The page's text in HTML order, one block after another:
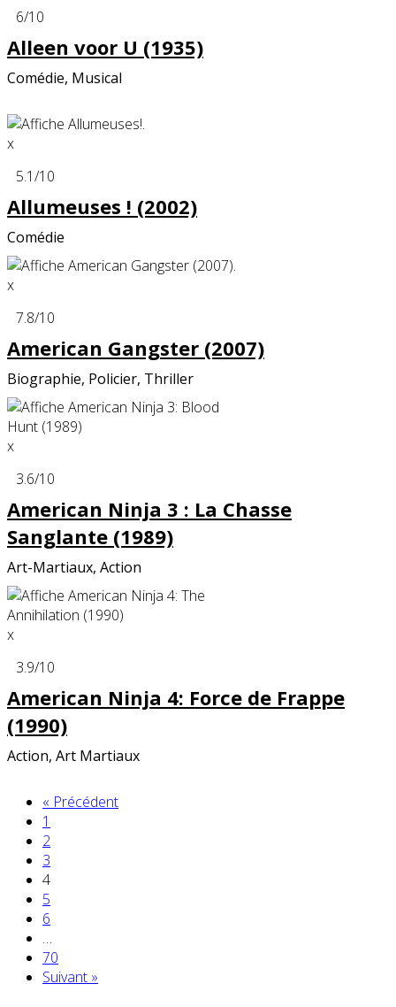
6/10
Alleen voor U (1935)
Comédie, Musical
x
5.1/10
Allumeuses ! (2002)
Comédie
x
7.8/10
American Gangster (2007)
Biographie, Policier, Thriller
x
3.6/10
American Ninja 3 : La Chasse
Sanglante (1989)
Art-Martiaux, Action
x
3.9/10
American Ninja 4: Force de Frappe
(1990)
Action, Art Martiaux
« Précédent
1
2
3
4
5
6
…
70
Suivant »